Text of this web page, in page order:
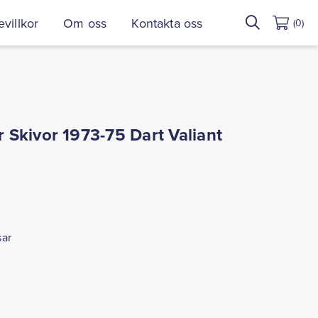
Om oss Kontakta oss
Sök
efter:
(0)
1973-75 Dart Valiant